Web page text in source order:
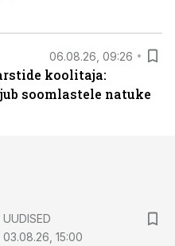
06.08.26, 09:26
koolitaja:
soomlastele natuke
UUDISED
03.08.26, 15:00